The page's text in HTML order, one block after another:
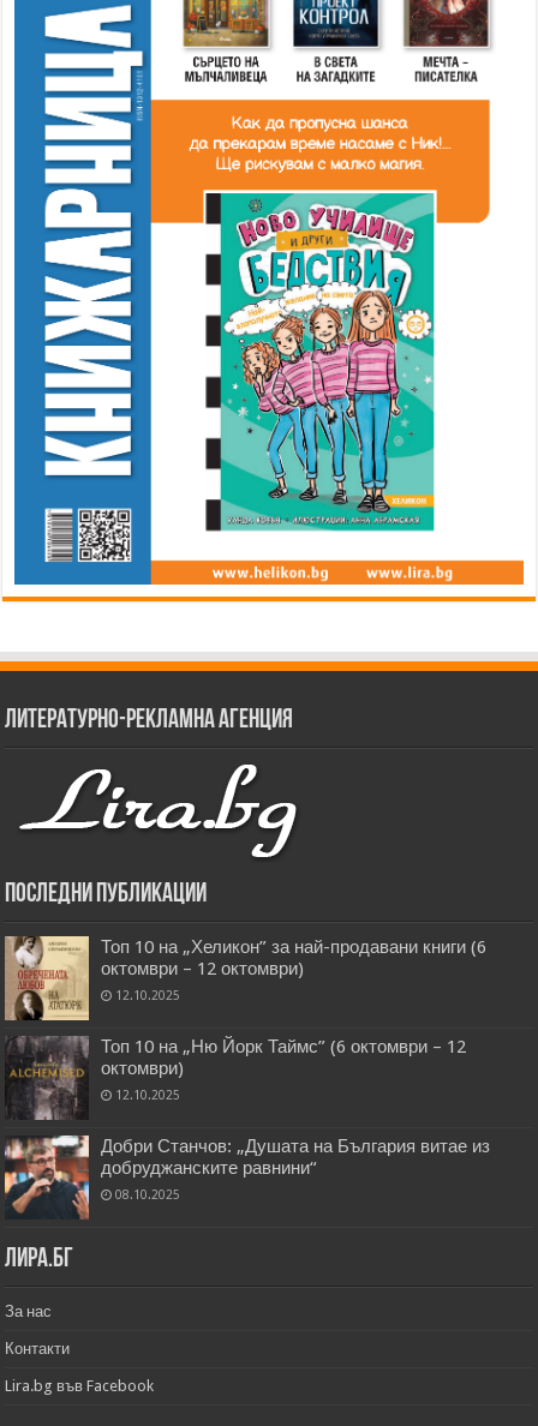
Литературно-рекламна агенция
Последни публикации
Топ 10 на „Хеликон” за най-продавани книги (6
октомври – 12 октомври)
12.10.2025
Топ 10 на „Ню Йорк Таймс” (6 октомври – 12
октомври)
12.10.2025
Добри Станчов: „Душата на България витае из
добруджанските равнини“
08.10.2025
Лира.бг
За нас
Контакти
Lira.bg във Facebook